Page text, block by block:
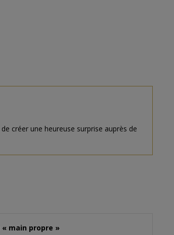
créer une heureuse surprise auprès de
« main propre »